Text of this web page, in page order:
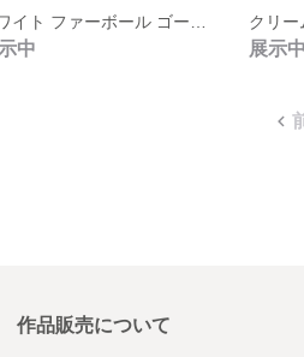
中 展示中
作品販売について